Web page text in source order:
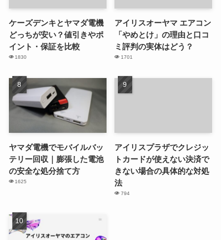
ケーズデンキとヤマダ電機
どっちが安い？値引きやポ
イント・保証を比較
1830
アイリスオーヤマ エアコン
「やめとけ」の理由と口コ
ミ評判の実体はどう？
1701
ヤマダ電機でモバイルバッ
テリー回収｜膨張した電池
の安全な処分捨て方
1625
アイリスプラザでクレジッ
トカードが使えない決済で
きない場合の具体的な対処
法
794